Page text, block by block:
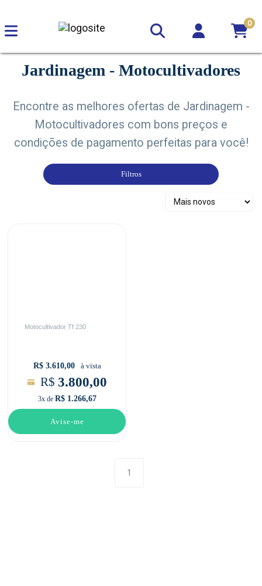
0
Jardinagem - Motocultivadores
Encontre as melhores ofertas de Jardinagem -
Motocultivadores com bons preços e
condições de pagamento perfeitas para você!
Filtros
Motocultivador Tf 230
R$ 3.610,00 à vista
R$ 3.800,00
3x de R$ 1.266,67
Avise-me
1